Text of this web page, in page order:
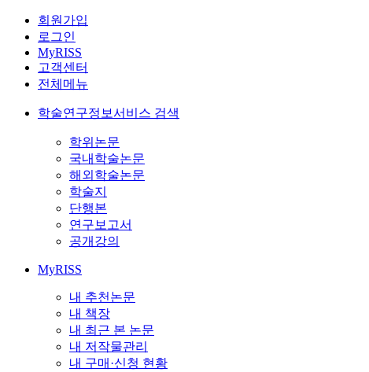
회원가입
로그인
MyRISS
고객센터
전체메뉴
학술연구정보서비스 검색
학위논문
국내학술논문
해외학술논문
학술지
단행본
연구보고서
공개강의
MyRISS
내 추천논문
내 책장
내 최근 본 논문
내 저작물관리
내 구매·신청 현황